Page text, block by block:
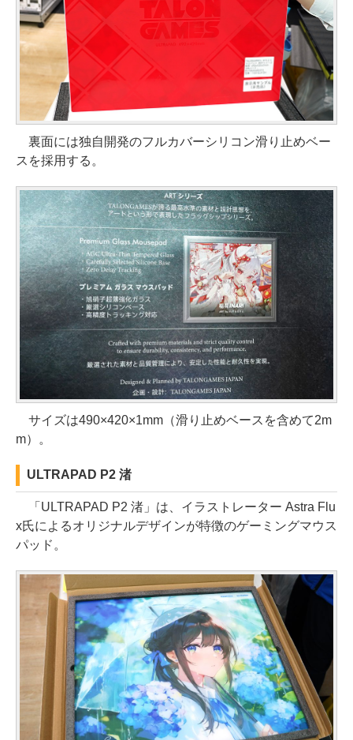
裏面には独自開発のフルカバーシリコン滑り止めベー
スを採用する。
サイズは490×420×1mm（滑り止めベースを含めて2m
m）。
ULTRAPAD P2 渚
「ULTRAPAD P2 渚」は、イラストレーター Astra Flu
x氏によるオリジナルデザインが特徴のゲーミングマウス
パッド。